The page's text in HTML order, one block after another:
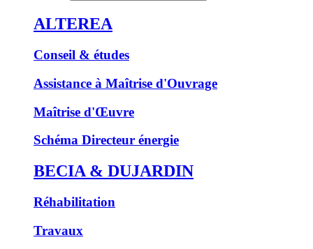
ALTEREA
Conseil & études
Assistance à Maîtrise d'Ouvrage
Maîtrise d'Œuvre
Schéma Directeur énergie
BECIA & DUJARDIN
Réhabilitation
Travaux